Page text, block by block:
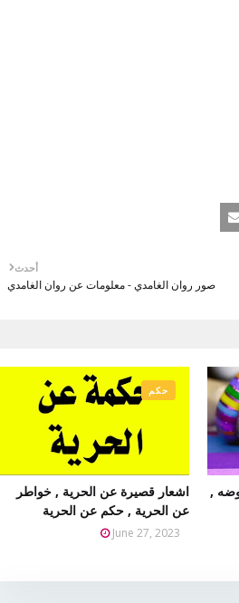
أحدث
صور روان الغامدي - معلومات عن روان الغامدي
,
حكم
اشعار قصيرة عن الحرية , خواطر
عن الحرية , حكم عن الحرية
June 27, 2023